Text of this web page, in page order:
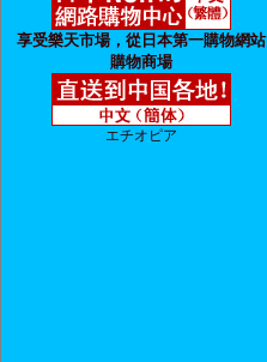
享受樂天市場，從日本第一購物網站
購物商場
エチオピア